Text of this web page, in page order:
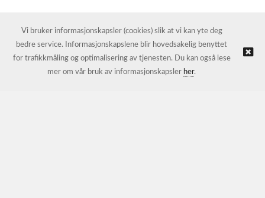
Vi bruker informasjonskapsler (cookies) slik at vi kan yte deg
bedre service. Informasjonskapslene blir hovedsakelig benyttet
for trafikkmåling og optimalisering av tjenesten. Du kan også lese
mer om vår bruk av informasjonskapsler her.